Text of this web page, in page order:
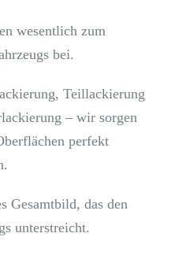
wesentlich zum
bei.
Teillackierung
– wir sorgen
perfekt
Gesamtbild, das den
unterstreicht.